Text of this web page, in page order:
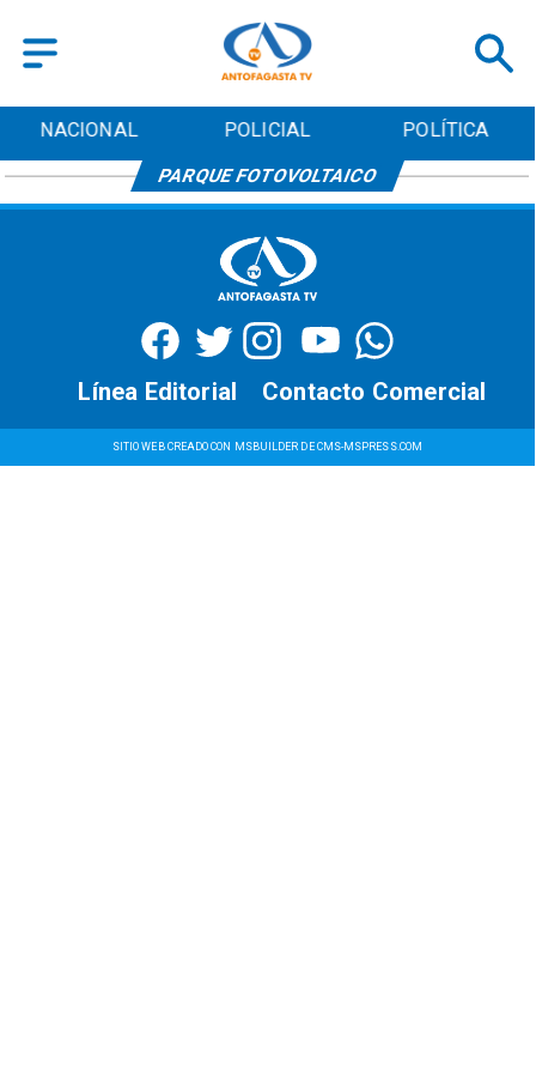
NACIONAL POLICIAL POLÍTICA
PARQUE FOTOVOLTAICO
SITIO WEB CREADO CON MSBUILDER DE CMS-MSPRESS.COM
Contacto Comercial
Línea Editorial